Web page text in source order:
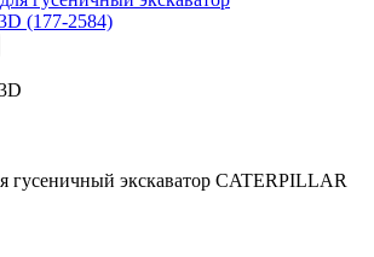
гусеничный экскаватор CATERPILLAR